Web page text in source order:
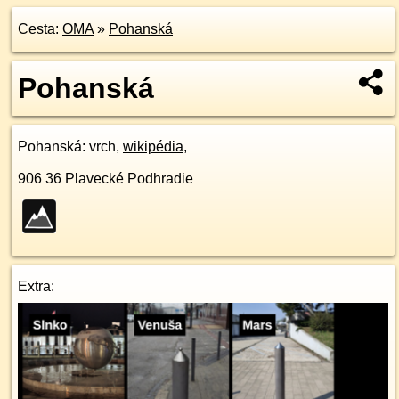
Cesta: OMA» Pohanská
Pohanská
Pohanská: vrch, wikipédia,
906 36 Plavecké Podhradie
Extra: